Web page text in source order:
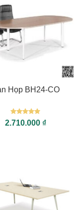
Họp BH24-CO
Được xếp
hạng55
2.710.000 ₫